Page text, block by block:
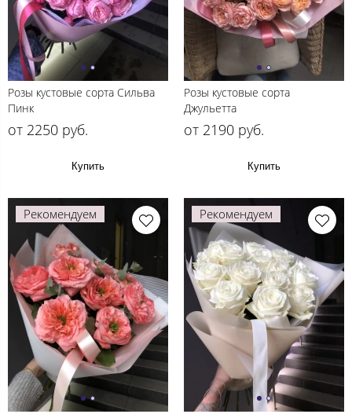
Розы кустовые сорта Сильва
Пинк
от 2250 руб.
Купить
Розы кустовые сорта
Джульетта
от 2190 руб.
Купить
Рекомендуем Рекомендуем